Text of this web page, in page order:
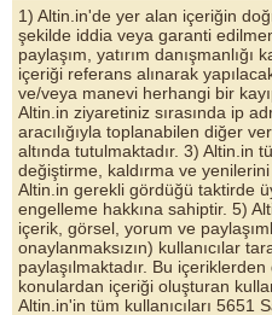
Altın Yorumları
Döviz Kurları
Çeyrek Altın
Bitcoin
Euro/Dolar Parite
Sterlin
Döviz Arşivi
1) Altin.in'de yer alan içeriğin
şekilde iddia veya garanti
paylaşım, yatırım
içeriği referans alınarak
ve/veya manevi herhangi bir
Altin.in ziyaretiniz sırasında ip
aracılığıyla toplanabilen diğer
altında tutulmaktadır. 3) Altin.in
değiştirme, kaldırma ve
Altin.in gerekli gördüğü taktirde
engelleme hakkına sahiptir. 5)
içerik, görsel, yorum ve
onaylanmaksızın) kullanıcılar
paylaşılmaktadır. Bu
konulardan içeriği oluşturan
Altin.in'in tüm kullanıcıları 5651